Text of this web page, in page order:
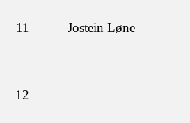
11 Jostein Løne
12